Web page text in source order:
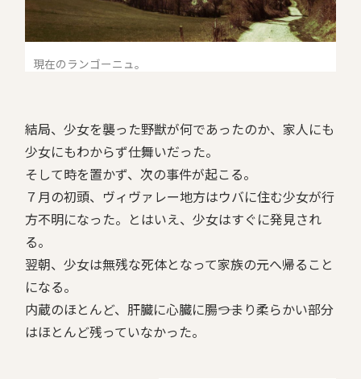
現在のランゴーニュ。
結局、少女を襲った野獣が何であったのか、家人にも
少女にもわからず仕舞いだった。
そして時を置かず、次の事件が起こる。
７月の初頭、ヴィヴァレー地方はウバに住む少女が行
方不明になった。とはいえ、少女はすぐに発見され
る。
翌朝、少女は無残な死体となって家族の元へ帰ること
になる。
内蔵のほとんど、肝臓に心臓に腸――つまり柔らかい部分
はほとんど残っていなかった。